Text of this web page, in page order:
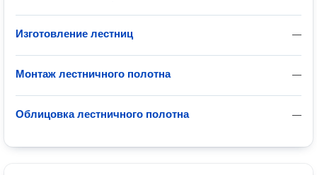
—
Изготовление лестниц
—
Монтаж лестничного полотна
—
Облицовка лестничного полотна